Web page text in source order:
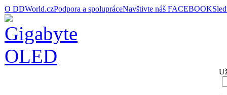
O DDWorld.czPodpora a spolupráceNavštivte náš FACEBOOK